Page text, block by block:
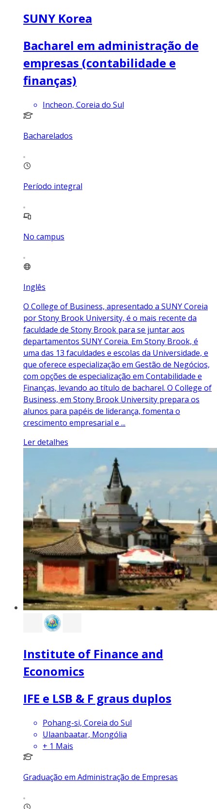
SUNY Korea
Bacharel em administração de
empresas (contabilidade e
finanças)
Incheon, Coreia do Sul
Bacharelados
Período integral
No campus
Inglês
O College of Business, apresentado a SUNY Coreia
por Stony Brook University, é o mais recente da
faculdade de Stony Brook para se juntar aos
departamentos SUNY Coreia. Em Stony Brook, é
uma das 13 faculdades e escolas da Universidade, e
que oferece especialização em Gestão de Negócios,
com opções de especialização em Contabilidade e
Finanças, levando ao título de bacharel. O College of
Business, em Stony Brook University prepara os
alunos para papéis de liderança, fomenta o
crescimento empresarial e ...
Ler detalhes
Institute of Finance and
Economics
IFE e LSB & F graus duplos
Pohang-si, Coreia do Sul
Ulaanbaatar, Mongólia
+ 1 Mais
Graduação em Administração de Empresas